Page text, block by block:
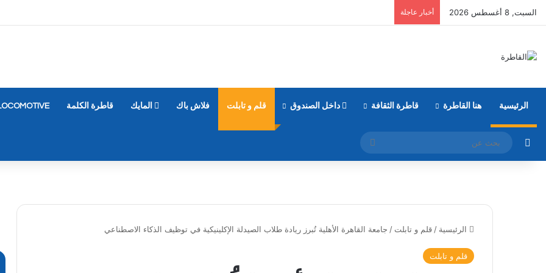
السبت, 8 أغسطس 2026 أخبار عاجلة
الرئيسية هنا القاطرة قاطرة الثقافة داخل الصندوق قلم و تابلت فلاش باك المايك قاطرة الكلمة
مقال عشوائي
بحث
عن
الرئيسية / قلم و تابلت / جامعة القاهرة الأهلية تُبرز ريادة طلاب الصيدلة الإكلينيكية في توظيف الذكاء الاصطناعي
قلم و تابلت